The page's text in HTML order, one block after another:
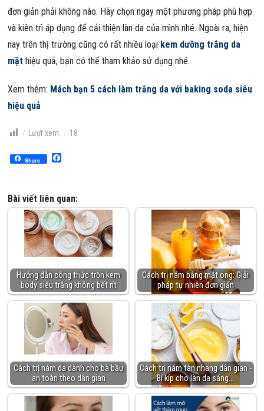
đơn giản phải không nào. Hãy chọn ngay một phương pháp phù hợp
và kiên trì áp dụng để cải thiện làn da của mình nhé. Ngoài ra, hiện
nay trên thị trường cũng có rất nhiều loại kem dưỡng trắng da
mặt hiệu quả, bạn có thể tham khảo sử dụng nhé.
Xem thêm: Mách bạn 5 cách làm trắng da với baking soda siêu
hiệu quả
Lượt xem: 18
Share
Bài viết liên quan:
Hướng dẫn công thức trộn kem
body siêu trắng không bết rít
Cách trị nám bằng mật ong: Giải
pháp tự nhiên đơn giản
Cách trị nám da dành cho bà bầu
an toàn theo dân gian
Cách trị nám tàn nhang dân gian -
Bí kíp cho làn da sáng…